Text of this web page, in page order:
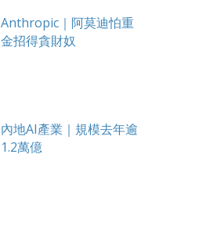
Anthropic｜阿莫迪怕重
金招得貪財奴
內地AI產業｜規模去年逾
1.2萬億